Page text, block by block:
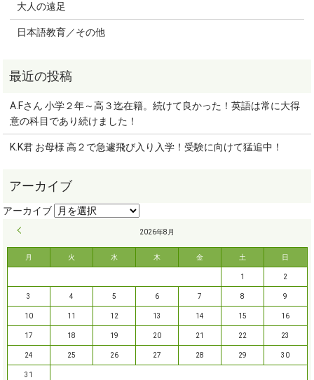
大人の遠足
日本語教育／その他
A.Fさん 小学２年～高３迄在籍。続けて良かった！英語は常に大得
意の科目であり続けました！
K.K君 お母様 高２で急遽飛び入り入学！受験に向けて猛追中！
2026年8月
月 火 水 木 金 土 日
1 2
3 4 5 6 7 8 9
10 11 12 13 14 15 16
17 18 19 20 21 22 23
24 25 26 27 28 29 30
31